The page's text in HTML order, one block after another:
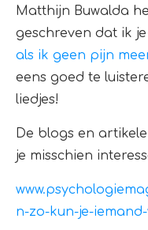
Matthijn Buwalda
geschreven dat ik
als ik geen pijn
eens goed te
liedjes!
De blogs en
je misschien
n-zo-kun-je-